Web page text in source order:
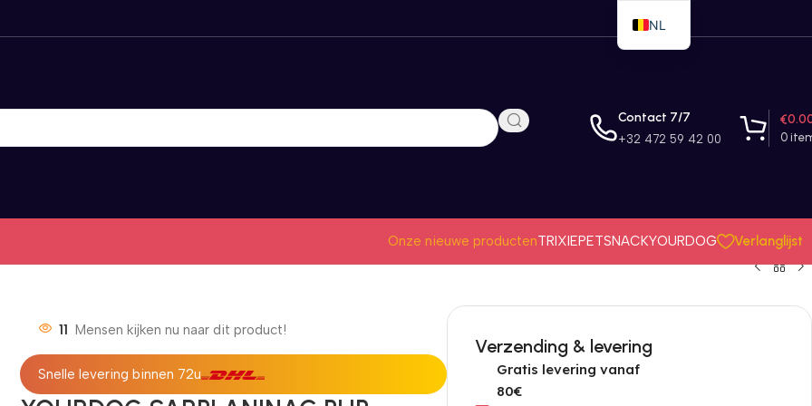
Contact 7/7
+32 472 59 42 00 0
€
Onze nieuwe productenTRIXIEPETSNACKYOURDOG
Verlanglijst
11 Mensen kijken nu naar dit product!
Snelle levering binnen 72u
Verzending & levering
Gratis levering vanaf
80€
NL
EN